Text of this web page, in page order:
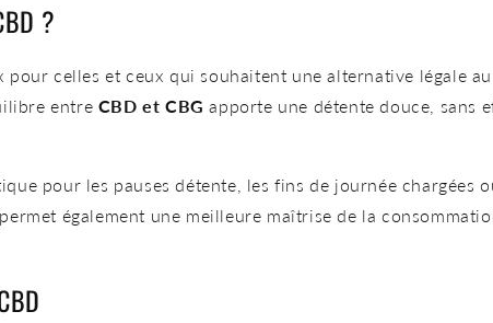
?
pour celles et ceux qui souhaitent une alternative légale
entre CBD et CBG apporte une détente douce, sans
pour les pauses détente, les fins de journée chargées
également une meilleure maîtrise de la